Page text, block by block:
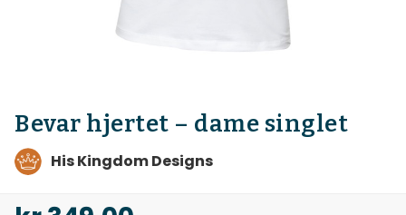
Bevar hjertet – dame singlet
His Kingdom Designs